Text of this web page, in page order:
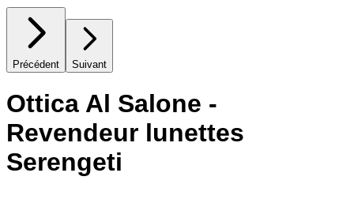
Précédent Suivant
Ottica Al Salone -
Revendeur lunettes
Serengeti